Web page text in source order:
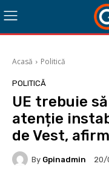
Acasă Politică
POLITICĂ
UE trebuie
atenție
de Vest,
By Gpinadmin 20/